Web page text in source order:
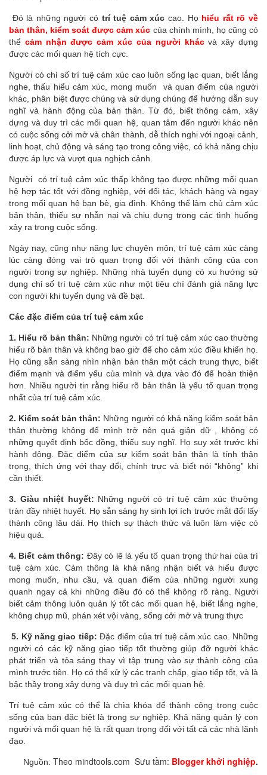
Đó là những người có trí tuệ cảm xúccao. Họ hiểu rất rõ về
bản thân, kiểm soát được cảm xúc của chính mình, họ cũng có
thể cảm nhận được cảm xúc của người khácvà xây dựng
được các mối quan hệ tích cực.
Người có chỉ số trí tuệ cảm xúc cao luôn sống lạc quan, biết lắng
nghe, thấu hiểu cảm xúc, mong muốn và quan điểm của người
khác, phân biệt được chúng và sử dụng chúng để hướng dẫn suy
nghĩ và hành động của bản thân. Từ đó, biết thông cảm, xây
dựng và duy trì các mối quan hệ, quan tâm đến người khác nên
có cuộc sống cởi mở và chân thành, dễ thích nghi với ngoại cảnh,
linh hoạt, chủ động và sáng tạo trong công việc, có khả năng chịu
được áp lực và vượt qua nghịch cảnh.
Người có trí tuệ cảm xúc thấp không tạo được những mối quan
hệ hợp tác tốt với đồng nghiệp, với đối tác, khách hàng và ngay
trong mối quan hệ bạn bè, gia đình. Không thể làm chủ cảm xúc
bản thân, thiếu sự nhẫn nại và chịu đựng trong các tình huống
xảy ra trong cuộc sống.
Ngày nay, cũng như năng lực chuyên môn, trí tuệ cảm xúc càng
lúc càng đóng vai trò quan trọng đối với thành công của con
người trong sự nghiệp. Những nhà tuyển dụng có xu hướng sử
dụng chỉ số trí tuệ cảm xúc như một tiêu chí đánh giá năng lực
con người khi tuyển dụng và đề bạt.
Các đặc điểm của trí tuệ cảm xúc
1. Hiểu rõ bản thân: Những người có trí tuệ cảm xúc cao thường
hiểu rõ bản thân và không bao giờ để cho cảm xúc điều khiển họ.
Họ cũng sẵn sàng nhìn nhận bản thân một cách trung thực, biết
điểm mạnh và điểm yếu của mình và dựa vào đó để hoàn thiện
hơn. Nhiều người tin rằng hiểu rõ bản thân là yếu tố quan trọng
nhất của trí tuệ cảm xúc.
2. Kiểm soát bản thân: Những người có khả năng kiểm soát bản
thân thường không để mình trở nên quá giận dữ , không có
những quyết định bốc đồng, thiếu suy nghĩ. Họ suy xét trước khi
hành động. Đặc điểm của sự kiểm soát bản thân là tính thận
trọng, thích ứng với thay đổi, chính trực và biết nói “không” khi
cần thiết.
3. Giàu nhiệt huyết: Những người có trí tuệ cảm xúc thường
tràn đầy nhiệt huyết. Họ sẵn sàng hy sinh lợi ích trước mắt đổi lấy
thành công lâu dài. Họ thích sự thách thức và luôn làm việc có
hiệu quả.
4. Biết cảm thông: Đây có lẽ là yếu tố quan trọng thứ hai của trí
tuệ cảm xúc. Cảm thông là khả năng nhận biết và hiểu được
mong muốn, nhu cầu, và quan điểm của những người xung
quanh ngay cả khi những điều đó có thể không rõ ràng. Người
biết cảm thông luôn quản lý tốt các mối quan hệ, biết lắng nghe,
không chụp mũ, phán xét vội vàng, sống cởi mở và trung thực
5. Kỹ năng giao tiếp:Đặc điểm của trí tuệ cảm xúc cao. Những
người có các kỹ năng giao tiếp tốt thường giúp đỡ người khác
phát triển và tỏa sáng thay vì tập trung vào sự thành công của
mình trước tiên. Họ có thể xử lý các tranh chấp, giao tiếp tốt, và là
bậc thầy trong xây dựng và duy trì các mối quan hệ.
Trí tuệ cảm xúc có thể là chìa khóa để thành công trong cuộc
sống của bạn đặc biệt là trong sự nghiệp. Khả năng quản lý con
người và mối quan hệ là rất quan trọng đối với tất cả các nhà lãnh
đạo.
Nguồn: Theo mindtools.com Sưu tầm: Blogger khởi nghiệp.